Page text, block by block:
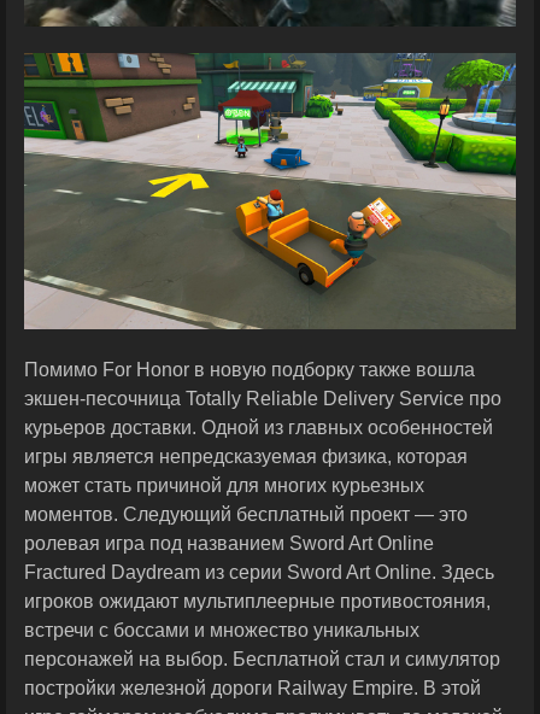
Помимо For Honor в новую подборку также вошла
экшен-песочница Totally Reliable Delivery Service про
курьеров доставки. Одной из главных особенностей
игры является непредсказуемая физика, которая
может стать причиной для многих курьезных
моментов. Следующий бесплатный проект — это
ролевая игра под названием Sword Art Online
Fractured Daydream из серии Sword Art Online. Здесь
игроков ожидают мультиплеерные противостояния,
встречи с боссами и множество уникальных
персонажей на выбор. Бесплатной стал и симулятор
постройки железной дороги Railway Empire. В этой